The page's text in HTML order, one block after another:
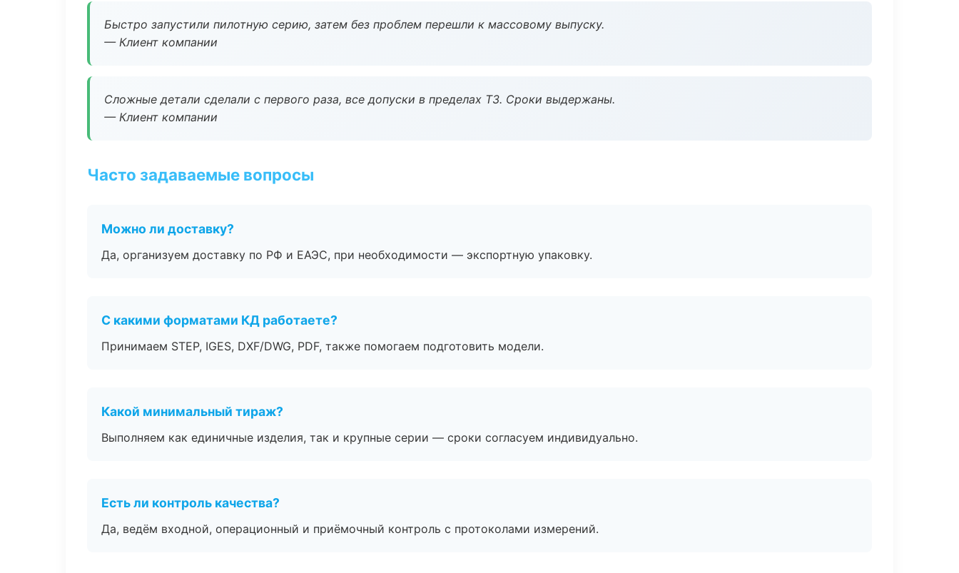
Быстро запустили пилотную серию, затем без проблем перешли к массовому выпуску.
— Клиент компании
Сложные детали сделали с первого раза, все допуски в пределах ТЗ. Сроки выдержаны.
— Клиент компании
Часто задаваемые вопросы
Можно ли доставку?
Да, организуем доставку по РФ и ЕАЭС, при необходимости — экспортную упаковку.
С какими форматами КД работаете?
Принимаем STEP, IGES, DXF/DWG, PDF, также помогаем подготовить модели.
Какой минимальный тираж?
Выполняем как единичные изделия, так и крупные серии — сроки согласуем индивидуально.
Есть ли контроль качества?
Да, ведём входной, операционный и приёмочный контроль с протоколами измерений.